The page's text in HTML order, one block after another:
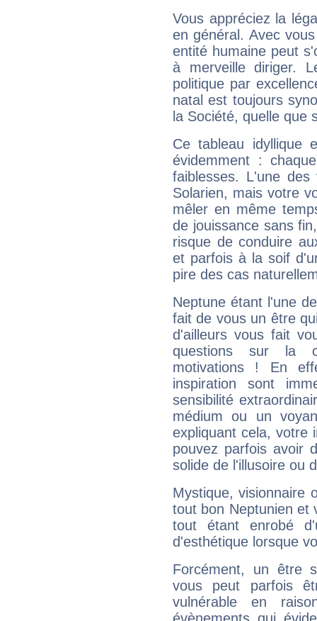
Vous appréciez la
en général. Avec
entité humaine peut
à merveille diriger.
politique par
natal est toujours
la Société, quelle que
Ce tableau idyllique
évidemment :
faiblesses. L'une
Solarien, mais votre
mêler en même
de jouissance sans
risque de conduire
et parfois à la soif
pire des cas
Neptune étant l'une
fait de vous un être
d'ailleurs vous fait
questions sur la
motivations ! En
inspiration sont
sensibilité
médium ou un
expliquant cela, votre
pouvez parfois avoir
solide de l'illusoire ou
Mystique, visionnaire
tout bon Neptunien et
tout étant enrobé
d'esthétique lorsque
Forcément, un être
vous peut parfois
vulnérable en